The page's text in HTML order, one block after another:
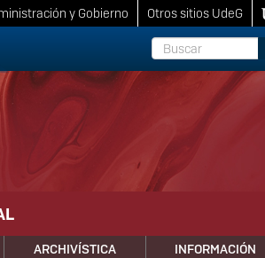
y Gobierno
Otros sitios UdeG
Buscar
ARCHIVÍSTICA
INFORMACIÓN